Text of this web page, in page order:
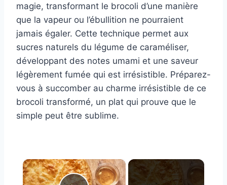
magie, transformant le brocoli d’une manière
que la vapeur ou l’ébullition ne pourraient
jamais égaler. Cette technique permet aux
sucres naturels du légume de caraméliser,
développant des notes umami et une saveur
légèrement fumée qui est irrésistible. Préparez-
vous à succomber au charme irrésistible de ce
brocoli transformé, un plat qui prouve que le
simple peut être sublime.
×